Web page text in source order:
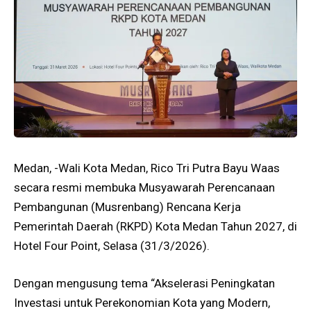
Medan, -Wali Kota Medan, Rico Tri Putra Bayu Waas
secara resmi membuka Musyawarah Perencanaan
Pembangunan (Musrenbang) Rencana Kerja
Pemerintah Daerah (RKPD) Kota Medan Tahun 2027, di
Hotel Four Point, Selasa (31/3/2026).
Dengan mengusung tema “Akselerasi Peningkatan
Investasi untuk Perekonomian Kota yang Modern,